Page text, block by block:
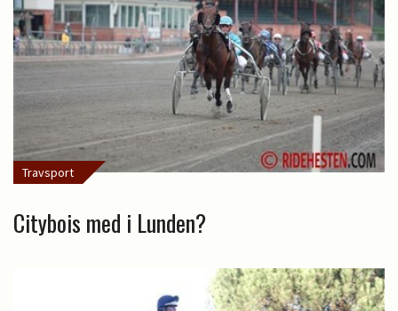
Travsport
Citybois med i Lunden?